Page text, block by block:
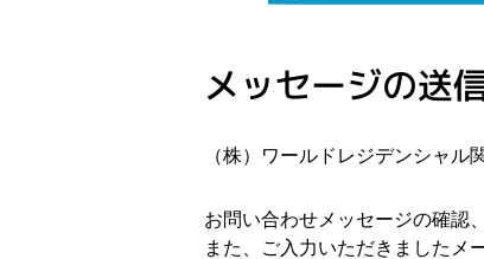
メッセージの送
（株）ワールドレジデンシャル
お問い合わせメッセージの確認
また、ご入力いただきましたメ